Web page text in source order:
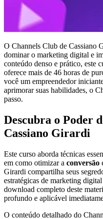
O Channels Club de Cassiano
dominar o marketing digital e
conteúdo denso e prático, este
oferece mais de 46 horas de
você um empreendedor
aprimorar suas habilidades, o
passo.
Descubra o Poder
Cassiano Girardi
Este curso aborda técnicas
em como otimizar a conversão
Girardi compartilha seus
estratégicas de marketing
download completo deste
profundo e aplicável
O conteúdo detalhado do